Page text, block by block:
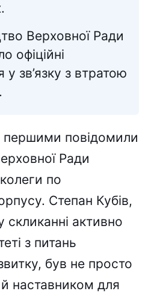
Верховної Ради
офіційні
у зв’язку з втратою
повідомили
Ради
по
Степан Кубів,
активно
з питань
був не просто
наставником для